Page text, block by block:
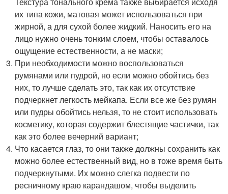
их типа кожи, матовая может использоваться при
жирной, а для сухой более жидкий. Наносить его на
лицо нужно очень тонким слоем, чтобы оставалось
ощущение естественности, а не маски;
При необходимости можно воспользоваться
румянами или пудрой, но если можно обойтись без
них, то лучше сделать это, так как их отсутствие
подчеркнет легкость мейкапа. Если все же без румян
или пудры обойтись нельзя, то не стоит использовать
косметику, которая содержит блестящие частички, так
как это более вечерний вариант;
Что касается глаз, то они также должны сохранить как
можно более естественный вид, но в тоже время быть
подчеркнутыми. Их можно слегка подвести по
ресничному краю карандашом, чтобы выделить